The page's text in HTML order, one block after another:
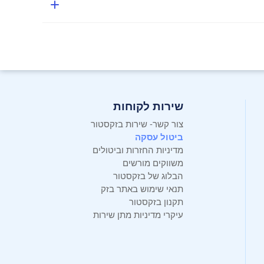
שירות לקוחות
צור קשר- שירות בזקסטור
ביטול עסקה
מדיניות החזרות וביטולים
משווקים מורשים
הבלוג של בזקסטור
תנאי שימוש באתר בזק
תקנון בזקסטור
עיקרי מדיניות מתן שירות